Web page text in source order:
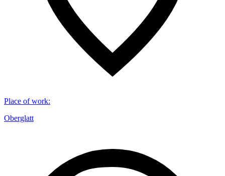
Place of work:
Oberglatt